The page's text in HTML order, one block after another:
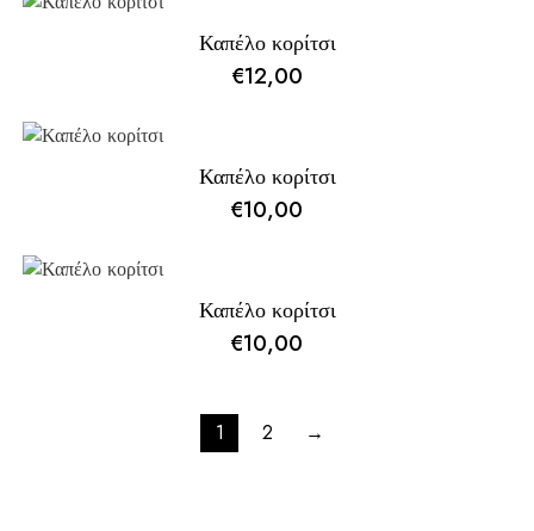
Καπέλο κορίτσι
€12,00
Καπέλο κορίτσι
€10,00
Καπέλο κορίτσι
€10,00
1 2 →